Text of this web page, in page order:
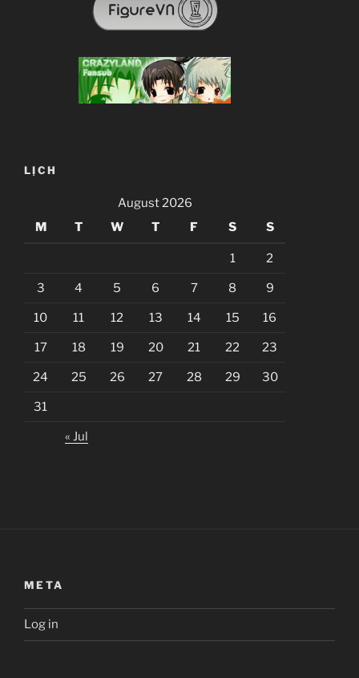
LỊCH
August 2026
M
T W T F S S
1 2
3 4 5 6 7 8 9
10 11 12 13 14 15 16
17 18 19 20 21 22 23
24 25 26 27 28 29 30
31
« Jul
META
Log in